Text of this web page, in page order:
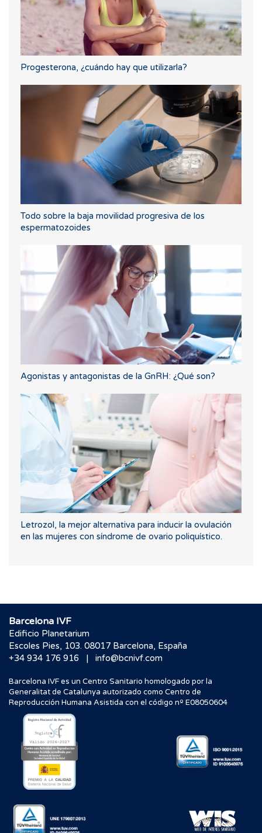
Progesterona, ¿cuándo hay que utilizarla?
Todo sobre la baja movilidad progresiva de los
espermatozoides
Agonistas y antagonistas de la GnRH: ¿Qué son?
Letrozol, la mejor alternativa para inducir la ovulación
en las mujeres con síndrome de ovario poliquístico.
Barcelona IVF
Edificio Planetarium
Escoles Pies, 103. 08017 Barcelona, España
+34 934 176 916
| info@bcnivf.com
Barcelona IVF es un Centro Sanitario homologado por la
Generalitat de Catalunya autorizado como Centro de
Reproducción Humana Asistida con el código nº E08050604